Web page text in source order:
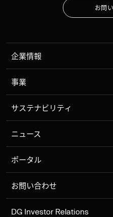
お問 い
企業情報
事業
サステナビリティ
ニュース
ポータル
お問い合わせ
DG Investor Relations